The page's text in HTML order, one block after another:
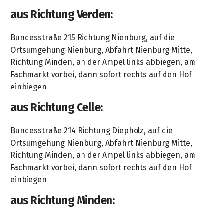
Akku-
Akku-
Zubehör
Akkugeräte
Profis
aus Richtung Verden:
Bundesstraße 215 Richtung Nienburg, auf die
Ortsumgehung Nienburg, Abfahrt Nienburg Mitte,
Richtung Minden, an der Ampel links abbiegen, am
Fachmarkt vorbei, dann sofort rechts auf den Hof
einbiegen
aus Richtung Celle:
Bundesstraße 214 Richtung Diepholz, auf die
Ortsumgehung Nienburg, Abfahrt Nienburg Mitte,
Richtung Minden, an der Ampel links abbiegen, am
Fachmarkt vorbei, dann sofort rechts auf den Hof
einbiegen
aus Richtung Minden: